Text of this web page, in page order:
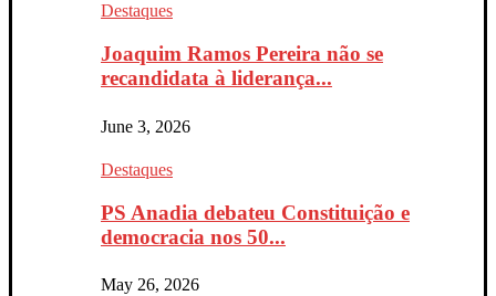
Destaques
Joaquim Ramos Pereira não se
recandidata à liderança...
June 3, 2026
Destaques
PS Anadia debateu Constituição e
democracia nos 50...
May 26, 2026